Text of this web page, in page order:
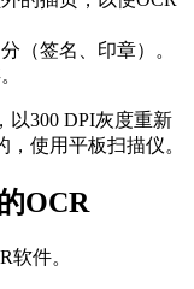
（签名、印章）。
以300 DPI灰度重新
使用平板扫描仪。
OCR
软件。